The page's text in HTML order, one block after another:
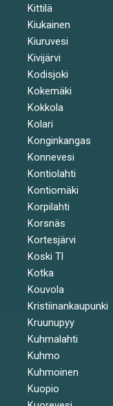
Kittilä
Kiukainen
Kiuruvesi
Kivijärvi
Kodisjoki
Kokemäki
Kokkola
Kolari
Konginkangas
Konnevesi
Kontiolahti
Kontiomäki
Korpilahti
Korsnäs
Kortesjärvi
Koski Tl
Kotka
Kouvola
Kristiinankaupunki
Kruunupyy
Kuhmalahti
Kuhmo
Kuhmoinen
Kuopio